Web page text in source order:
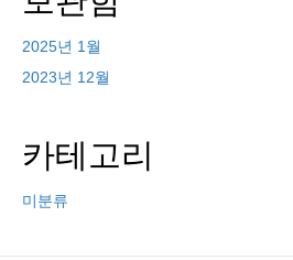
2025년 1월
2023년 12월
카테고리
미분류